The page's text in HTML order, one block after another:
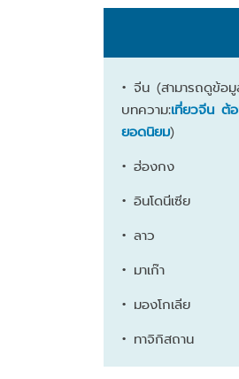
• จีน (สามารถดูข้อมู
บทความ:เที่ยวจีน ต้
ยอดนิยม)
• ฮ่องกง
• อินโดนีเซีย
• ลาว
• มาเก๊า
• มองโกเลีย
• ทาจิกิสถาน